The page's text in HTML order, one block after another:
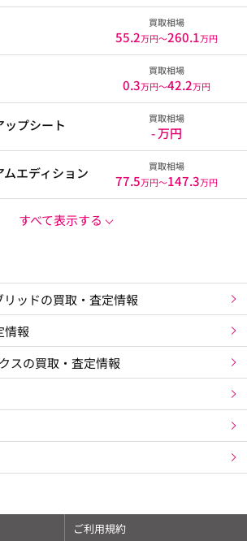
買取相場
55.2万円〜260.1万円
買取相場
0.3万円〜42.2万円
プシート 買取相場
- 万円
エディション 買取相場
77.5万円〜147.3万円
すべて表示する
ッドの買取・査定情報
情報
スの買取・査定情報
ご利用規約
×
相場チェックはアプリがスムーズです